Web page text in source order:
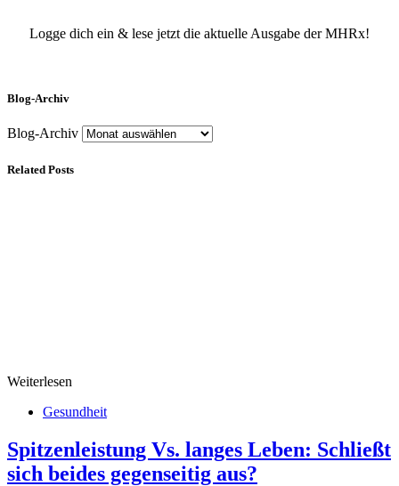
Logge dich ein & lese jetzt die aktuelle Ausgabe der MHRx!
Blog-Archiv
Blog-Archiv
Related Posts
Weiterlesen
Gesundheit
Spitzenleistung Vs. langes Leben: Schließt
sich beides gegenseitig aus?